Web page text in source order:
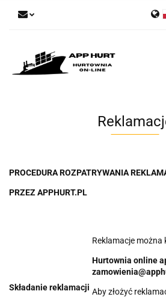
PROCEDURA ROZPATRYWANIA
PRZEZ APPHURT.PL
Składanie reklamacji
Reklamacje można
Hurtownia online
Aby złożyć